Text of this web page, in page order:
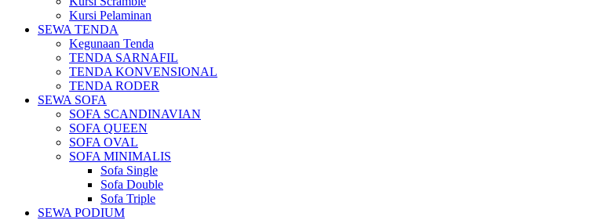
Kursi Pelaminan
SEWA TENDA
Kegunaan Tenda
TENDA SARNAFIL
TENDA KONVENSIONAL
TENDA RODER
SEWA SOFA
SOFA SCANDINAVIAN
SOFA QUEEN
SOFA OVAL
SOFA MINIMALIS
Sofa Single
Sofa Double
Sofa Triple
SEWA PODIUM